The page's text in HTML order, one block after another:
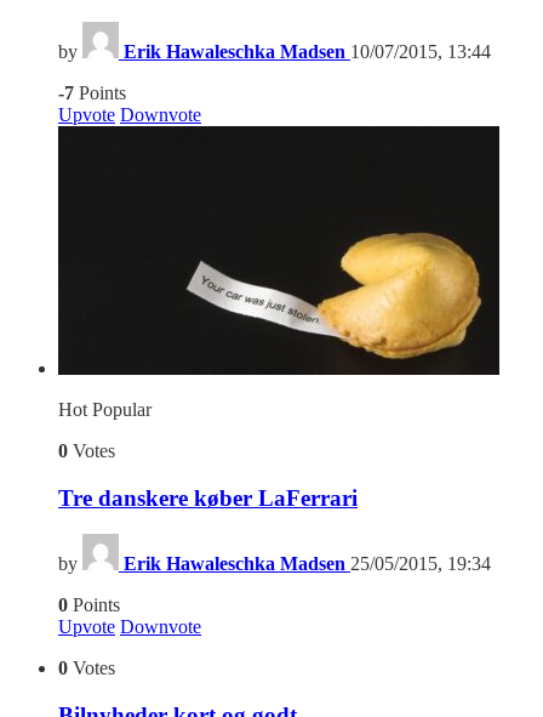
by Erik Hawaleschka Madsen 10/07/2015, 13:44
-7 Points
Upvote Downvote
Hot Popular
0 Votes
Tre danskere køber LaFerrari
by Erik Hawaleschka Madsen 25/05/2015, 19:34
0 Points
Upvote Downvote
0 Votes